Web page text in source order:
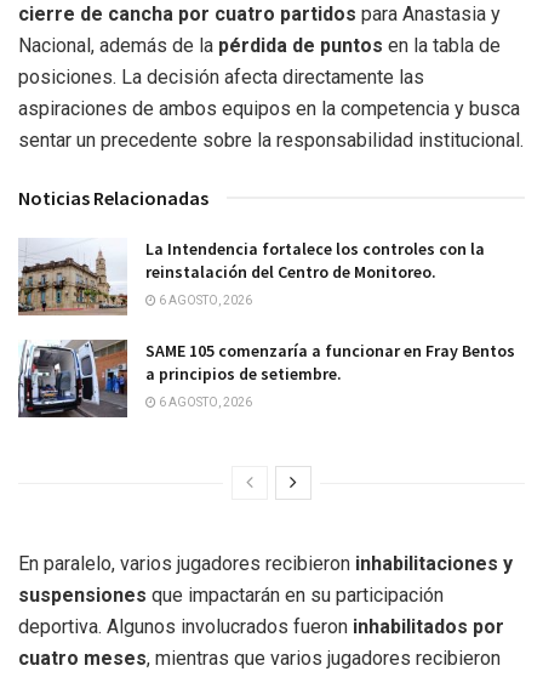
cierre de cancha por cuatro partidos para Anastasia y
Nacional, además de la pérdida de puntos en la tabla de
posiciones. La decisión afecta directamente las
aspiraciones de ambos equipos en la competencia y busca
sentar un precedente sobre la responsabilidad institucional.
Noticias Relacionadas
La Intendencia fortalece los controles con la
reinstalación del Centro de Monitoreo.
6 AGOSTO, 2026
SAME 105 comenzaría a funcionar en Fray Bentos
a principios de setiembre.
6 AGOSTO, 2026
En paralelo, varios jugadores recibieron inhabilitaciones y
suspensiones que impactarán en su participación
deportiva. Algunos involucrados fueron inhabilitados por
cuatro meses, mientras que varios jugadores recibieron